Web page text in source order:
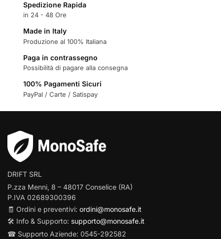
Spedizione Rapida
in 24 - 48 Ore
Made in Italy
Produzione al 100% Italiana
Paga in contrassegno
Possibilità di pagare alla consegna
100% Pagamenti Sicuri
PayPal / Carte / Satispay
DRIFT SRL
P.zza Menni, 8 – 48017 Conselice (RA)
P.IVA 02689300396
🧾 Ordini e preventivi: ordini@monosafe.it
🛠️ Info & Supporto: supporto@monosafe.it
☎ Supporto Aziende: 0545-292582